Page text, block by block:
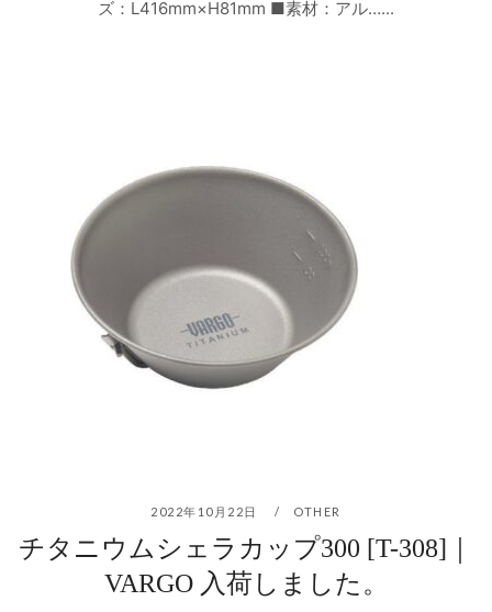
ズ：L416mm×H81mm ■素材：アル…...
2022年10月22日 OTHER
チタニウムシェラカップ300 [T-308]｜
VARGO 入荷しました。